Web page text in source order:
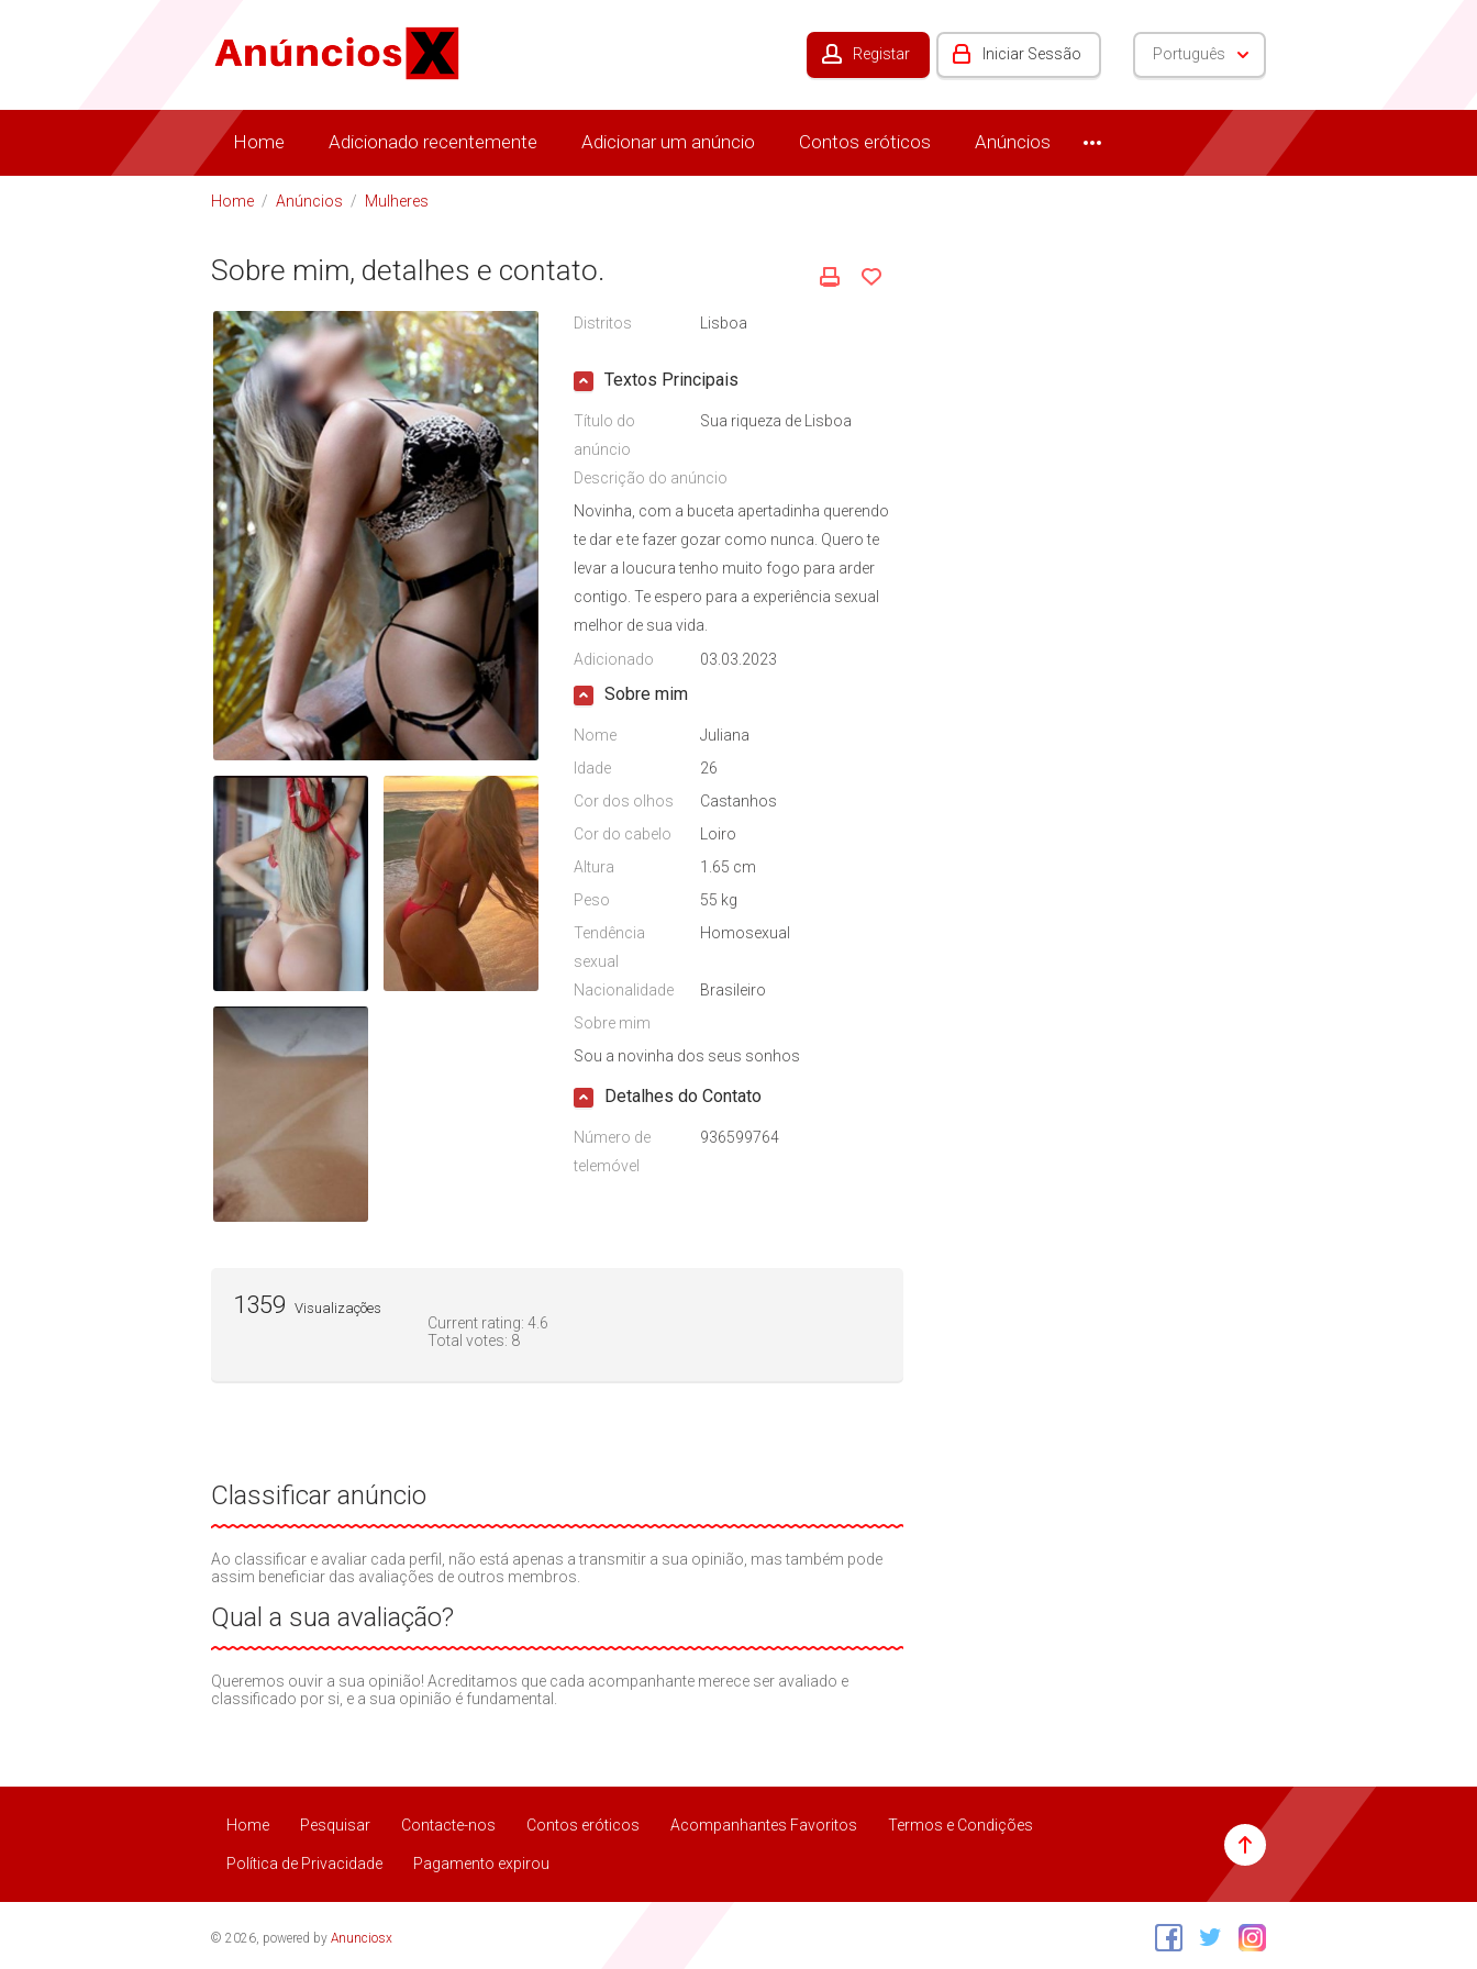
Registar Iniciar Sessão Português
Home Adicionado recentemente Adicionar um anúncio Contos eróticos Anúncios
Home / Anúncios / Mulheres
Sobre mim, detalhes e contato.
Distritos Lisboa
Textos Principais
Título do
anúncio
Sua riqueza de Lisboa
Descrição do anúncio
Novinha, com a buceta apertadinha querendo
te dar e te fazer gozar como nunca. Quero te
levar a loucura tenho muito fogo para arder
contigo. Te espero para a experiência sexual
melhor de sua vida.
Adicionado
03.03.2023
Sobre mim
Nome
Juliana
Idade
26
Cor dos olhos
Castanhos
Cor do cabelo
Loiro
Altura
1.65 cm
Peso
55 kg
Tendência
sexual
Homosexual
Nacionalidade
Brasileiro
Sobre mim
Sou a novinha dos seus sonhos
Detalhes do Contato
Número de
telemóvel
936599764
Current rating: 4.6
Total votes: 8
1359 Visualizações
Classificar anúncio
Ao classificar e avaliar cada perfil, não está apenas a transmitir a sua opinião, mas também pode
assim beneficiar das avaliações de outros membros.
Qual a sua avaliação?
Queremos ouvir a sua opinião! Acreditamos que cada acompanhante merece ser avaliado e
classificado por si, e a sua opinião é fundamental.
Home Pesquisar Contacte-nos Contos eróticos Acompanhantes Favoritos Termos e Condições
Política de Privacidade Pagamento expirou
© 2026, powered by Anunciosx